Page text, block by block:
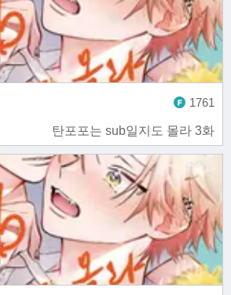
탄포포는 sub일지도 몰라 3화
1761